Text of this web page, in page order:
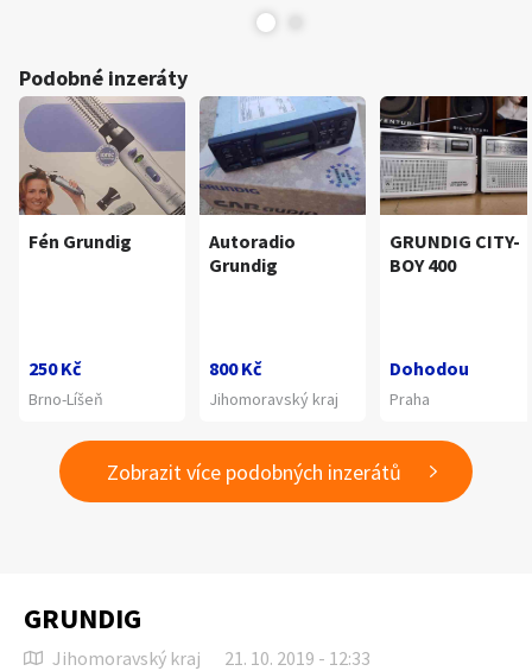
Podobné inzeráty
Fén Grundig
250 Kč
Brno-Líšeň
Autoradio
Grundig
800 Kč
Jihomoravský kraj
GRUNDIG CITY-
BOY 400
Dohodou
Praha
Zobrazit více podobných inzerátů
GRUNDIG
Jihomoravský kraj 21. 10. 2019 - 12:33